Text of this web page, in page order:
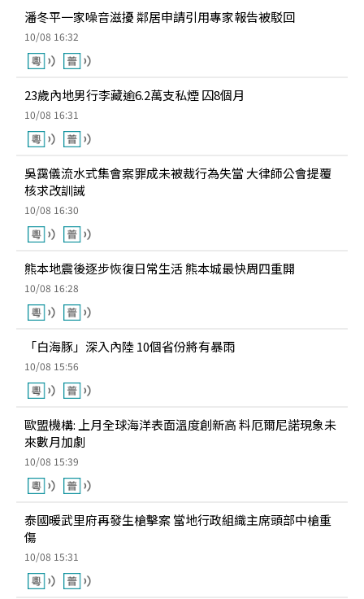
潘冬平一家噪音滋擾 鄰居申請引用專家報告被駁回
10/08 16:32
23歲內地男行李藏逾6.2萬支私煙 囚8個月
10/08 16:31
吳靄儀流水式集會案罪成未被裁行為失當 大律師公會提覆
核求改訓誡
10/08 16:30
熊本地震後逐步恢復日常生活 熊本城最快周四重開
10/08 16:28
「白海豚」深入內陸 10個省份將有暴雨
10/08 15:56
歐盟機構: 上月全球海洋表面溫度創新高 料厄爾尼諾現象未
來數月加劇
10/08 15:39
泰國暖武里府再發生槍擊案 當地行政組織主席頭部中槍重
傷
10/08 15:31